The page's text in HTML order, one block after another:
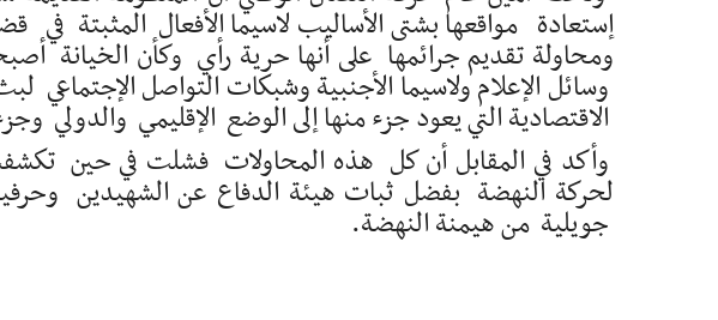
إستعادة مواقعها بشتى الأساليب لاسيما الأفعال المثبتة في
ومحاولة تقديم جرائمها على أنها حرية رأي وكأن
وسائل الإعلام ولاسيما الأجنبية وشبكات التواصل الإجتماعي
الاقتصادية التي يعود جزء منها إلى الوضع الإقليمي والدولي
وأكد في المقابل أن كل هذه المحاولات فشلت في حين
جويلية من هيمنة النهضة.